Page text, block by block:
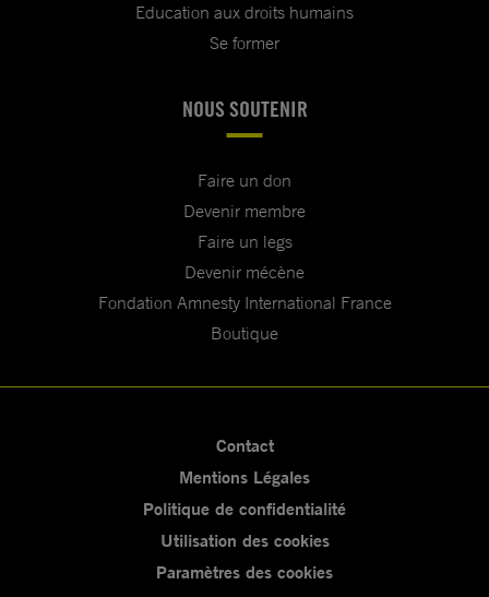
Education aux droits humains
Se former
NOUS SOUTENIR
Faire un don
Devenir membre
Faire un legs
Devenir mécène
Fondation Amnesty International France
Boutique
Contact
Mentions Légales
Politique de confidentialité
Utilisation des cookies
Paramètres des cookies